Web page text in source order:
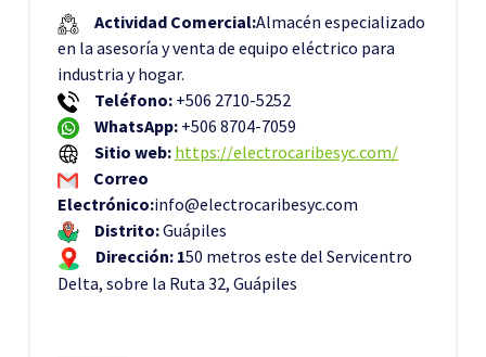
Actividad Comercial:Almacén especializado
en la asesoría y venta de equipo eléctrico para
industria y hogar.
Teléfono: +506 2710-5252
WhatsApp: +506 8704-7059
Sitio web: https://electrocaribesyc.com/
Correo
Electrónico:info@electrocaribesyc.com
Distrito:Guápiles
Dirección: 150 metros este del Servicentro
Delta, sobre la Ruta 32, Guápiles